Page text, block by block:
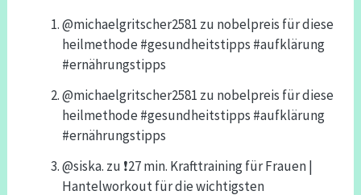
@michaelgritscher2581 zu nobelpreis für diese
heilmethode #gesundheitstipps #aufklärung
#ernährungstipps
@michaelgritscher2581 zu nobelpreis für diese
heilmethode #gesundheitstipps #aufklärung
#ernährungstipps
@siska. zu ❗️27 min. Krafttraining für Frauen |
Hantelworkout für die wichtigsten